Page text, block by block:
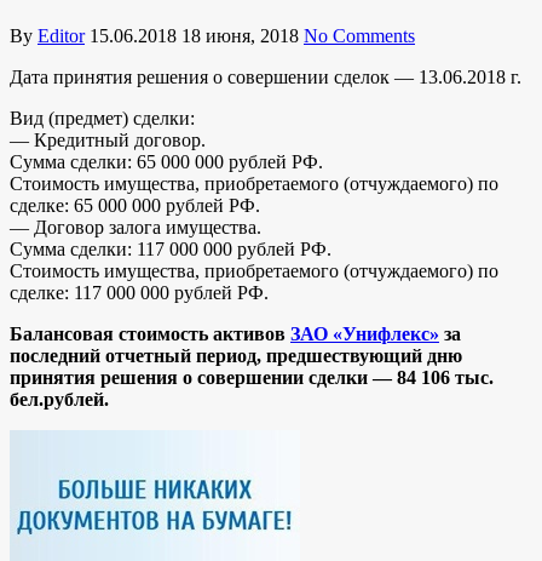
By Editor 15.06.2018 18 июня, 2018 No Comments
Дата принятия решения о совершении сделок — 13.06.2018 г.
Вид (предмет) сделки:
— Кредитный договор.
Сумма сделки: 65 000 000 рублей РФ.
Стоимость имущества, приобретаемого (отчуждаемого) по
сделке: 65 000 000 рублей РФ.
— Договор залога имущества.
Сумма сделки: 117 000 000 рублей РФ.
Стоимость имущества, приобретаемого (отчуждаемого) по
сделке: 117 000 000 рублей РФ.
Балансовая стоимость активов ЗАО «Унифлекс» за
последний отчетный период, предшествующий дню
принятия решения о совершении сделки — 84 106 тыс.
бел.рублей.